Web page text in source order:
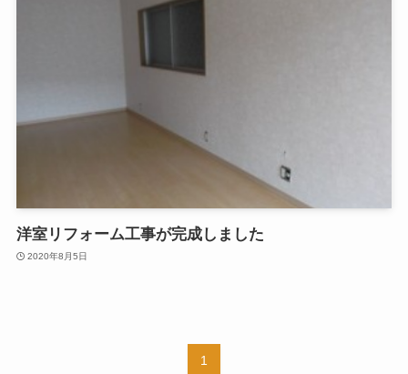
洋室リフォーム工事が完成しました
2020年8月5日
1